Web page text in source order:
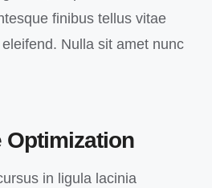
finibus tellus vitae
Nulla sit amet nunc
Optimization
in ligula lacinia